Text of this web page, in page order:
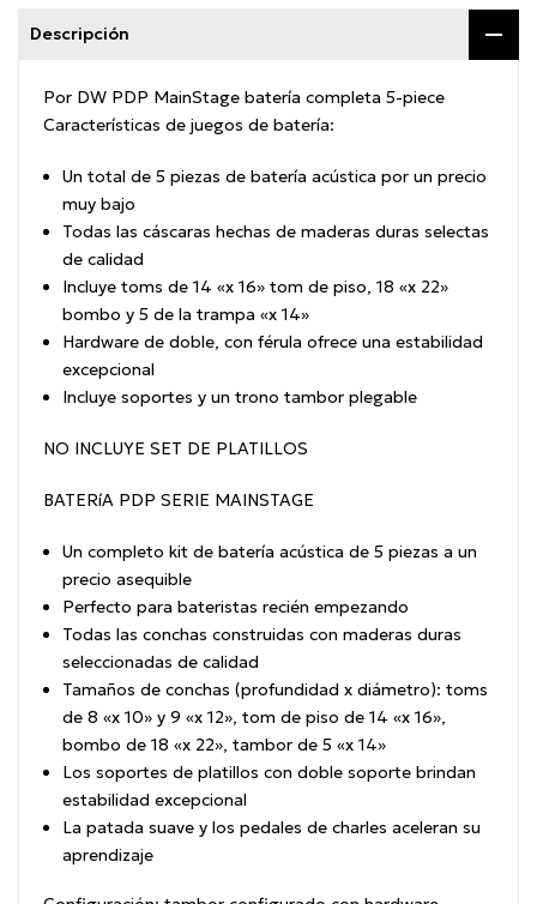
Descripción
Por DW PDP MainStage batería completa 5-piece
Características de juegos de batería:
Un total de 5 piezas de batería acústica por un precio
muy bajo
Todas las cáscaras hechas de maderas duras selectas
de calidad
Incluye toms de 14 «x 16» tom de piso, 18 «x 22»
bombo y 5 de la trampa «x 14»
Hardware de doble, con férula ofrece una estabilidad
excepcional
Incluye soportes y un trono tambor plegable
NO INCLUYE SET DE PLATILLOS
BATERíA PDP SERIE MAINSTAGE
Un completo kit de batería acústica de 5 piezas a un
precio asequible
Perfecto para bateristas recién empezando
Todas las conchas construidas con maderas duras
seleccionadas de calidad
Tamaños de conchas (profundidad x diámetro): toms
de 8 «x 10» y 9 «x 12», tom de piso de 14 «x 16»,
bombo de 18 «x 22», tambor de 5 «x 14»
Los soportes de platillos con doble soporte brindan
estabilidad excepcional
La patada suave y los pedales de charles aceleran su
aprendizaje